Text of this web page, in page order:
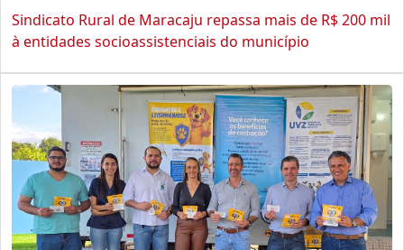
Sindicato Rural de Maracaju repassa mais de R$ 200 mil
à entidades socioassistenciais do município